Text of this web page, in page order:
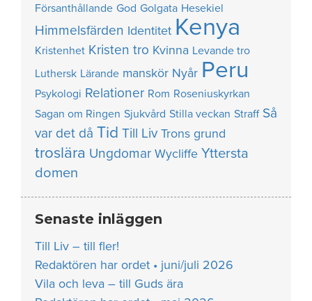
Försanthållande God Golgata Hesekiel
Himmelsfärden Identitet Kenya
Kristenhet Kristen tro Kvinna Levande tro
Luthersk Lärande manskör Nyår Peru
Psykologi Relationer Rom Roseniuskyrkan
Sagan om Ringen Sjukvård Stilla veckan Straff Så
var det då Tid Till Liv Trons grund
troslära Ungdomar Wycliffe Yttersta
domen
Senaste inläggen
Till Liv – till fler!
Redaktören har ordet • juni/juli 2026
Vila och leva – till Guds ära